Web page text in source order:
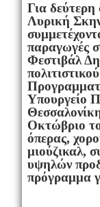
Για δεύτερη
Λυρική
παραγωγές
Φεστιβάλ
Υπουργείο
Οκτώβριο
όπερας,
μιούζικαλ,
υψηλών
πρόγραμμα